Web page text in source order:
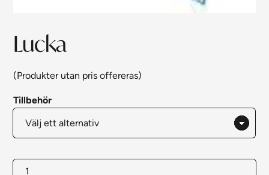
Lucka
(Produkter utan pris offereras)
Tillbehör
Lucka